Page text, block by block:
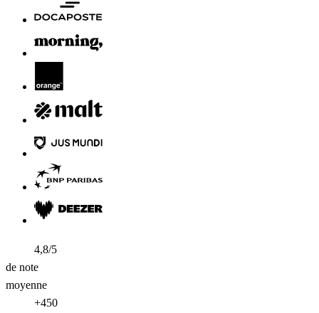
4,8/5
de note
moyenne
+450